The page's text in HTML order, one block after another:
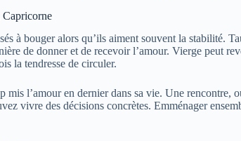
Capricorne
à bouger alors qu’ils aiment souvent la stabilité.
de donner et de recevoir l’amour. Vierge peut
la tendresse de circuler.
mis l’amour en dernier dans sa vie. Une rencontre,
vivre des décisions concrètes. Emménager